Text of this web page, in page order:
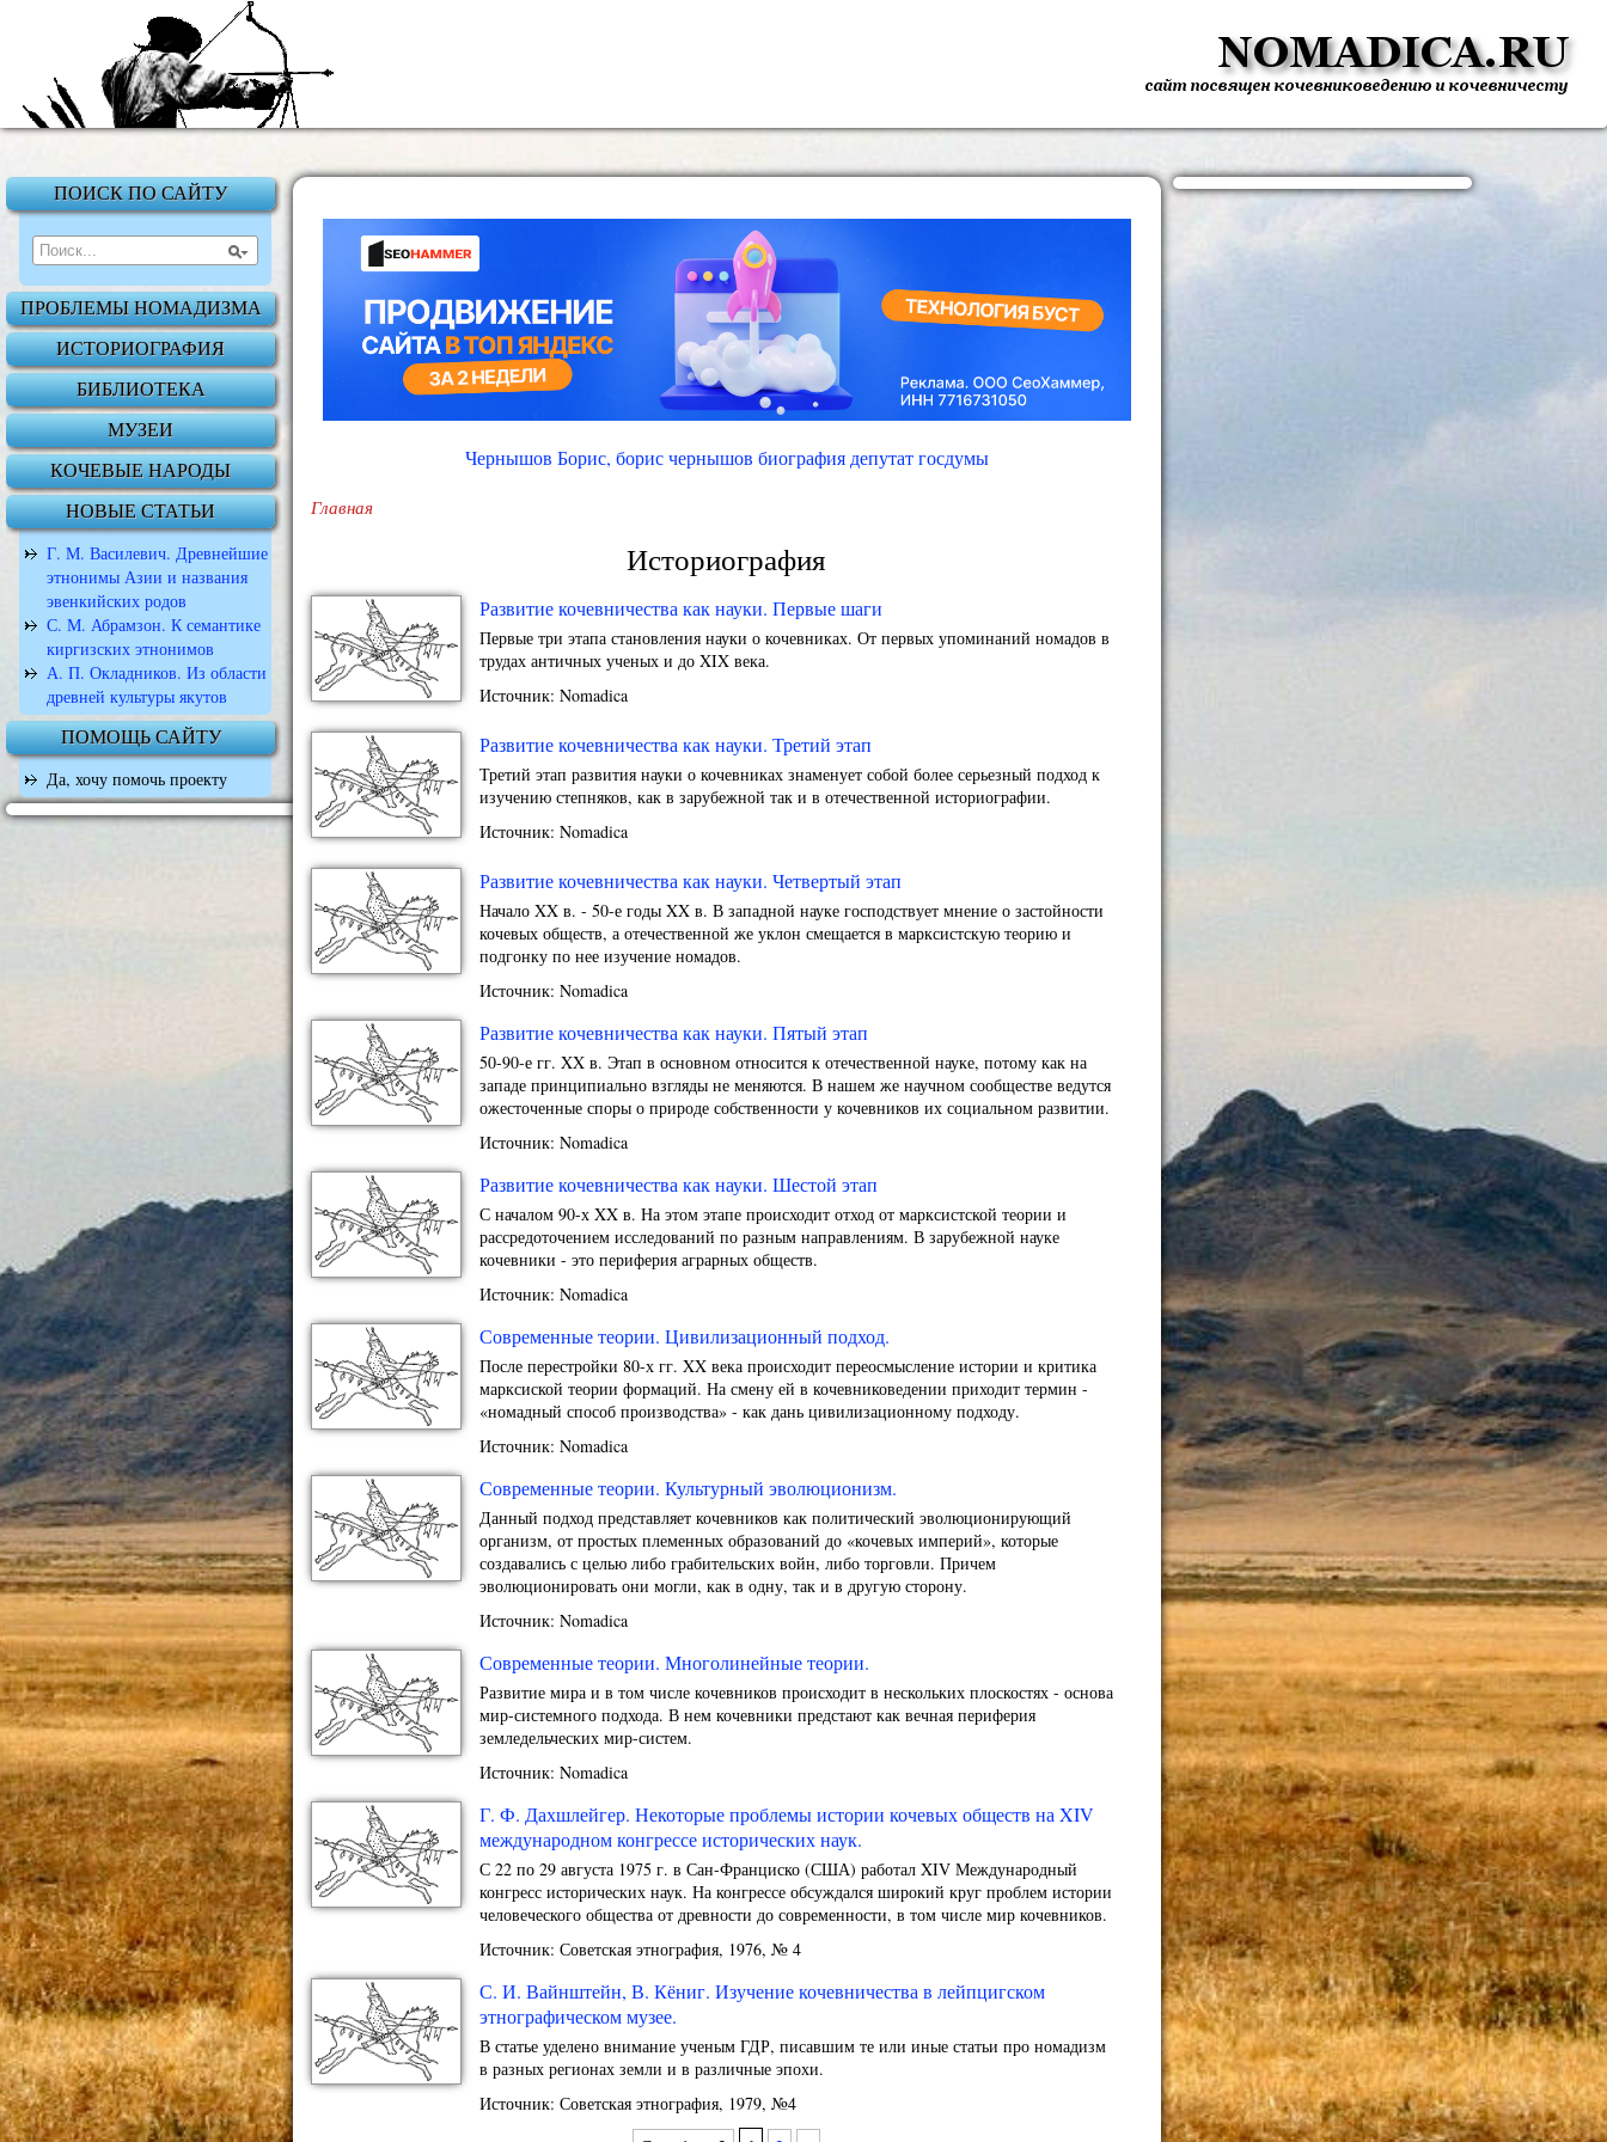
ПОИСК ПО САЙТУ
ПРОБЛЕМЫ НОМАДИЗМА
ИСТОРИОГРАФИЯ
БИБЛИОТЕКА
МУЗЕИ
КОЧЕВЫЕ НАРОДЫ
НОВЫЕ СТАТЬИ
Г. М. Василевич. Древнейшие
этнонимы Азии и названия
эвенкийских родов
С. М. Абрамзон. К семантике
киргизских этнонимов
А. П. Окладников. Из области
древней культуры якутов
ПОМОЩЬ САЙТУ
Да, хочу помочь проекту
Чернышов Борис, борис чернышов биография депутат госдумы
Главная
Историография
Развитие кочевничества как науки. Первые шаги
Первые три этапа становления науки о кочевниках. От первых упоминаний номадов в
трудах античных ученых и до XIX века.
Источник: Nomadica
Развитие кочевничества как науки. Третий этап
Третий этап развития науки о кочевниках знаменует собой более серьезный подход к
изучению степняков, как в зарубежной так и в отечественной историографии.
Источник: Nomadica
Развитие кочевничества как науки. Четвертый этап
Начало XX в. - 50-е годы XX в. В западной науке господствует мнение о застойности
кочевых обществ, а отечественной же уклон смещается в марксистскую теорию и
подгонку по нее изучение номадов.
Источник: Nomadica
Развитие кочевничества как науки. Пятый этап
50-90-е гг. XX в. Этап в основном относится к отечественной науке, потому как на
западе принципиально взгляды не меняются. В нашем же научном сообществе ведутся
ожесточенные споры о природе собственности у кочевников их социальном развитии.
Источник: Nomadica
Развитие кочевничества как науки. Шестой этап
С началом 90-х XX в. На этом этапе происходит отход от марксистской теории и
рассредоточением исследований по разным направлениям. В зарубежной науке
кочевники - это периферия аграрных обществ.
Источник: Nomadica
Современные теории. Цивилизационный подход.
После перестройки 80-х гг. XX века происходит переосмысление истории и критика
марксиской теории формаций. На смену ей в кочевниковедении приходит термин -
«номадный способ производства» - как дань цивилизационному подходу.
Источник: Nomadica
Современные теории. Культурный эволюционизм.
Данный подход представляет кочевников как политический эволюционирующий
организм, от простых племенных образований до «кочевых империй», которые
создавались с целью либо грабительских войн, либо торговли. Причем
эволюционировать они могли, как в одну, так и в другую сторону.
Источник: Nomadica
Современные теории. Многолинейные теории.
Развитие мира и в том числе кочевников происходит в нескольких плоскостях - основа
мир-системного подхода. В нем кочевники предстают как вечная периферия
земледельческих мир-систем.
Источник: Nomadica
Г. Ф. Дахшлейгер. Некоторые проблемы истории кочевых обществ на XIV
международном конгрессе исторических наук.
С 22 по 29 августа 1975 г. в Сан-Франциско (США) работал XIV Международный
конгресс исторических наук. На конгрессе обсуждался широкий круг проблем истории
человеческого общества от древности до современности, в том числе мир кочевников.
Источник: Советская этнография, 1976, № 4
С. И. Вайнштейн, В. Кёниг. Изучение кочевничества в лейпцигском
этнографическом музее.
В статье уделено внимание ученым ГДР, писавшим те или иные статьи про номадизм
в разных регионах земли и в различные эпохи.
Источник: Советская этнография, 1979, №4